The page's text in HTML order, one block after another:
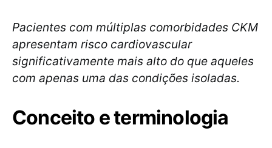
Pacientes com múltiplas comorbidades CKM
apresentam risco cardiovascular
significativamente mais alto do que aqueles
com apenas uma das condições isoladas.
Conceito e terminologia